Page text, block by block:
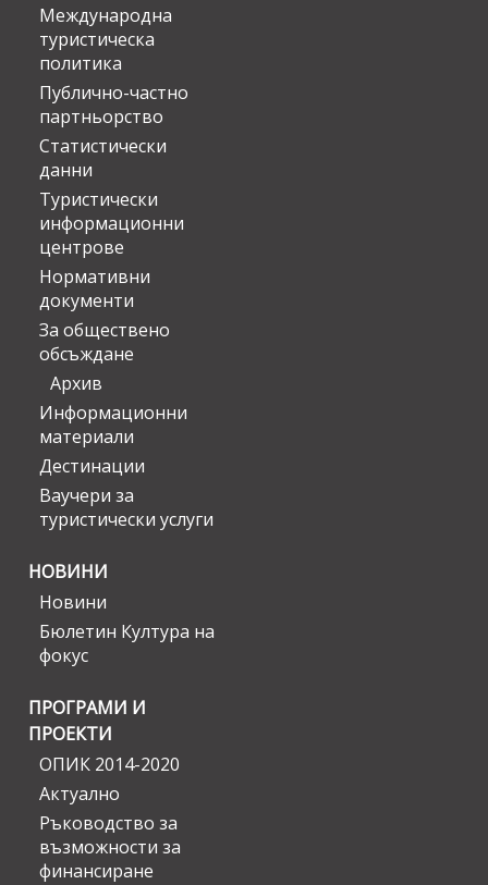
Международна
туристическа
политика
Публично-частно
партньорство
Статистически
данни
Туристически
информационни
центрове
Нормативни
документи
За обществено
обсъждане
Архив
Информационни
материали
Дестинации
Ваучери за
туристически услуги
НОВИНИ
Новини
Бюлетин Култура на
фокус
ПРОГРАМИ И
ПРОЕКТИ
ОПИК 2014-2020
Актуално
Ръководство за
възможности за
финансиране